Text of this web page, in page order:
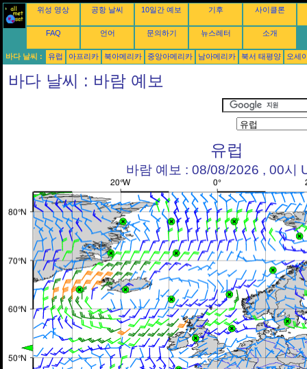
위성 영상 공항 날씨 10일간 예보 기후 사이클론
FAQ 언어 문의하기 뉴스레터 소개
바다 날씨 : 유럽 아프리카 북아메리카 중앙아메리카 남아메리카 북서 태평양 오세
바다 날씨 : 바람 예보
유럽
바람 예보 : 08/08/2026 , 00시